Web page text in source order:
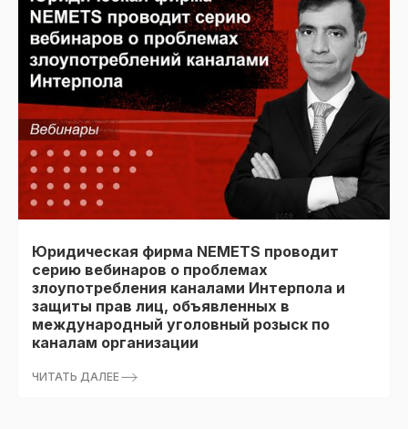
Юридическая фирма NEMETS проводит
серию вебинаров о проблемах
злоупотребления каналами Интерпола и
защиты прав лиц, объявленных в
международный уголовный розыск по
каналам организации
ЧИТАТЬ ДАЛЕЕ